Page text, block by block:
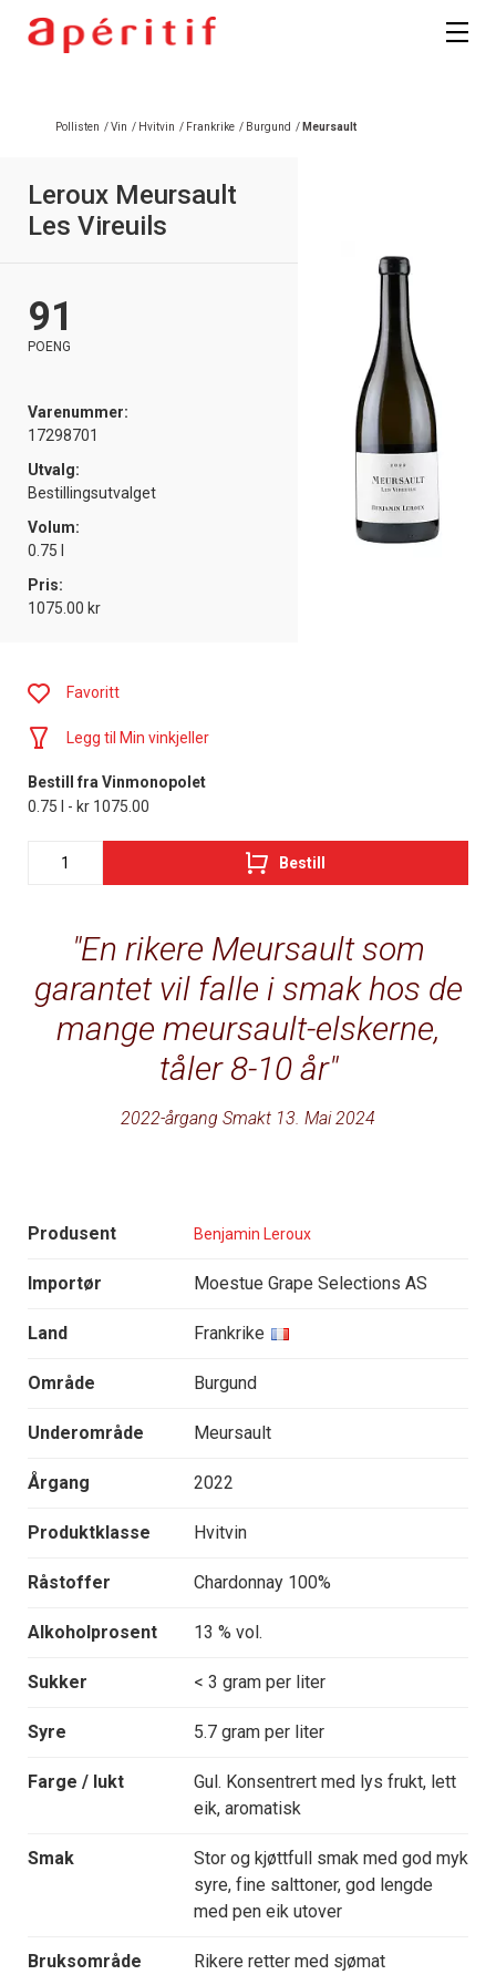
Pollisten /Vin / Hvitvin / Frankrike / Burgund / Meursault
Leroux Meursault
Les Vireuils
91
POENG
Varenummer:
17298701
Utvalg:
Bestillingsutvalget
Volum:
0.75 l
Pris:
1075.00 kr
En rikere Meursault som
garantet vil falle i smak hos de
mange meursault-elskerne,
tåler 8-10 år
2022-årgang Smakt 13. Mai 2024
Produsent Benjamin Leroux
Importør Moestue Grape Selections AS
Land Frankrike
Område Burgund
Underområde Meursault
Årgang 2022
Produktklasse Hvitvin
Råstoffer Chardonnay 100%
Alkoholprosent 13 % vol.
Sukker < 3 gram per liter
Syre 5.7 gram per liter
Farge / lukt
Gul. Konsentrert med lys frukt, lett
eik, aromatisk
Smak
Stor og kjøttfull smak med god myk
syre, fine salttoner, god lengde
med pen eik utover
Bruksområde Rikere retter med sjømat
Favoritt
Legg til Min vinkjeller
Bestill fra Vinmonopolet
0.75 l - kr 1075.00
Bestill